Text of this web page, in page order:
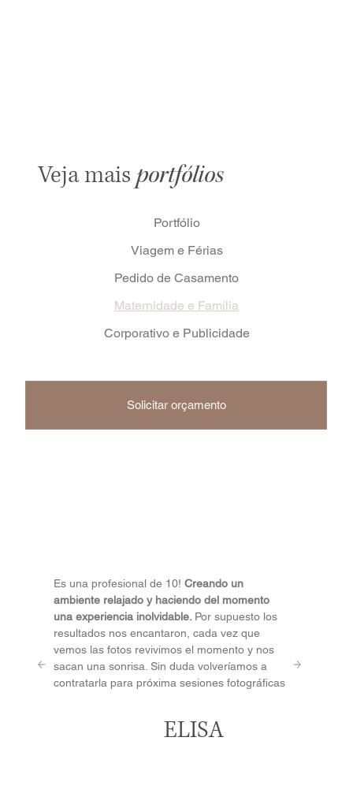
Es una profesional de 10!Creando un
ambiente relajado y haciendo del momento
una experiencia inolvidable. Por supuesto los
resultados nos encantaron, cada vez que
vemos las fotos revivimos el momento y nos
sacan una sonrisa. Sin duda volveríamos a
contratarla para próxima sesiones fotográficas
ELISA
Veja maisportfólios
Portfólio
Viagem e Férias
Pedido de Casamento
Maternidade e Família
Corporativo e Publicidade
Solicitar orçamento